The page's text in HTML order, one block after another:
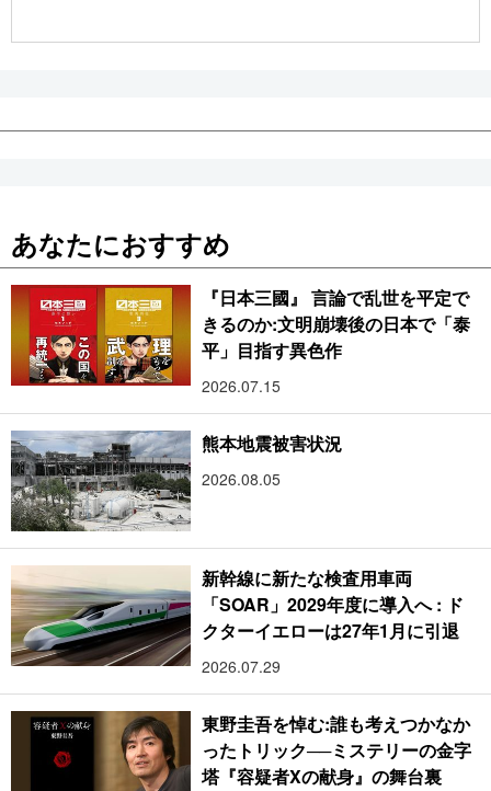
あなたにおすすめ
『日本三國』 言論で乱世を平定で
きるのか:文明崩壊後の日本で「泰
平」目指す異色作
2026.07.15
熊本地震被害状況
2026.08.05
新幹線に新たな検査用車両
「SOAR」2029年度に導入へ : ド
クターイエローは27年1月に引退
2026.07.29
東野圭吾を悼む:誰も考えつかなか
ったトリック──ミステリーの金字
塔『容疑者Xの献身』の舞台裏